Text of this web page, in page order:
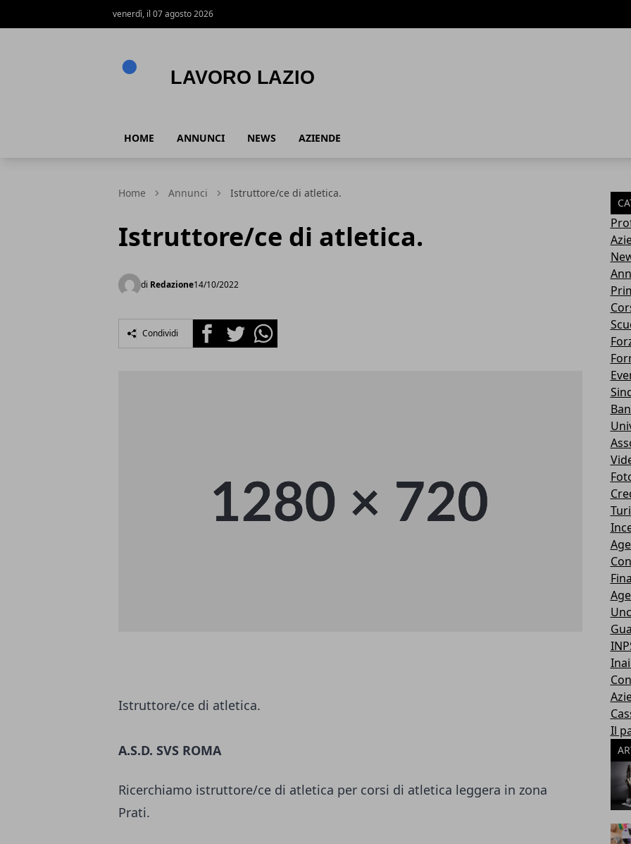
venerdì, il 07 agosto 2026
HOME ANNUNCI NEWS AZIENDE
Home Annunci Istruttore/ce di atletica.
Istruttore/ce di atletica.
di Redazione14/10/2022
Condividi FacebookTwitterWhatsapp
Istruttore/ce di atletica.
A.S.D. SVS ROMA
Ricerchiamo istruttore/ce di atletica per corsi di atletica leggera in zona
Prati.
Il